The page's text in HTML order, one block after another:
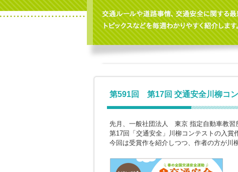
第591回 第17回 交通安全川柳コ
先月、一般社団法人 東京 指定自動車教習
第17回「交通安全」川柳コンテストの入賞
今回は受賞作を紹介しつつ、作者の方が川